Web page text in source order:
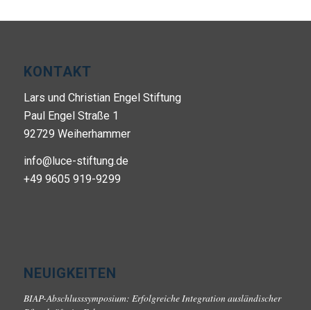
KONTAKT
Lars und Christian Engel Stiftung
Paul Engel Straße 1
92729 Weiherhammer
info@luce-stiftung.de
+49 9605 919-9299
NEUIGKEITEN
BIAP-Abschlusssymposium: Erfolgreiche Integration ausländischer